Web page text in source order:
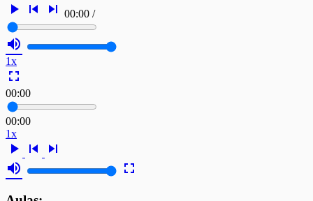
play_arrow skip_previous skip_next 00:00 /
volume_up
1x
fullscreen
00:00
00:00
1x
play_arrow skip_previous
skip_next
volume_up
fullscreen